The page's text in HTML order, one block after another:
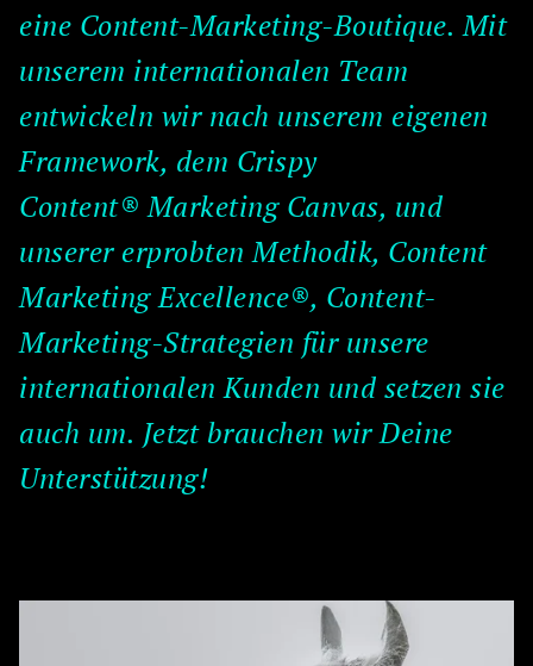
eine Content-Marketing-Boutique. Mit
unserem internationalen Team
entwickeln wir nach unserem eigenen
Framework, dem Crispy
Content® Marketing Canvas, und
unserer erprobten Methodik, Content
Marketing Excellence®, Content-
Marketing-Strategien für unsere
internationalen Kunden und setzen sie
auch um. Jetzt brauchen wir Deine
Unterstützung!